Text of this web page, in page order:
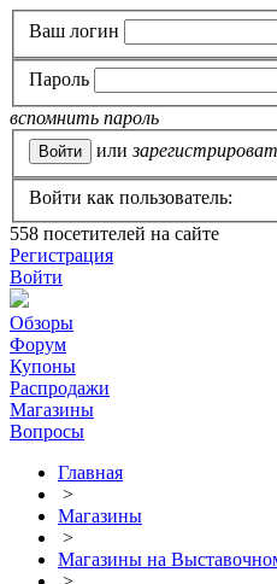
Ваш логин
Пароль
вспомнить пароль
или
Войти как пользователь:
558 посетителей на сайте
Регистрация
Войти
Обзоры
Форум
Купоны
Распродажи
Магазины
Вопросы
Главная
>
Магазины
>
Магазины на